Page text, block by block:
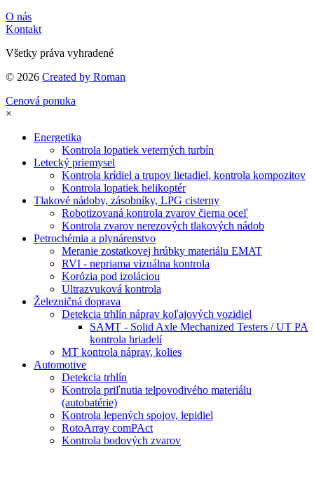
O nás
Kontakt
Všetky práva vyhradené
© 2026 Created by Roman
Cenová ponuka
×
Energetika
Kontrola lopatiek veterných turbín
Letecký priemysel
Kontrola krídiel a trupov lietadiel, kontrola kompozitov
Kontrola lopatiek helikoptér
Tlakové nádoby, zásobníky, LPG cisterny
Robotizovaná kontrola zvarov čierna oceľ
Kontrola zvarov nerezových tlakových nádob
Petrochémia a plynárenstvo
Meranie zostatkovej hrúbky materiálu EMAT
RVI - nepriama vizuálna kontrola
Korózia pod izoláciou
Ultrazvuková kontrola
Železničná doprava
Detekcia trhlín náprav koľajových vozidiel
SAMT - Solid Axle Mechanized Testers / UT PA
kontrola hriadelí
MT kontrola náprav, kolies
Automotive
Detekcia trhlín
Kontrola priľnutia telpovodivého materiálu
(autobatérie)
Kontrola lepených spojov, lepidiel
RotoArray comPAct
Kontrola bodových zvarov